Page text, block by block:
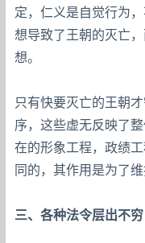
定，仁义是自觉行为
想导致了王朝的灭亡
想。
只有快要灭亡的王朝
序，这些虚无反映了
在的形象工程，政绩
同的，其作用是为了维
三、各种法令层出不